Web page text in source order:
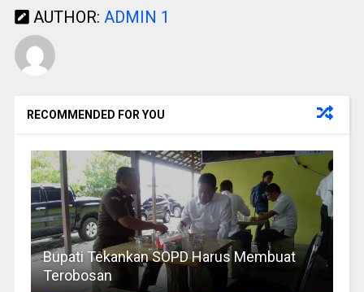
AUTHOR: ADMIN 1
RECOMMENDED FOR YOU
Bupati Tekankan SOPD Harus Membuat
Terobosan